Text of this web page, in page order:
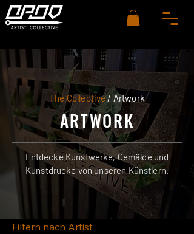
The Collective/ Artwork
ARTWORK
Entdecke Kunstwerke, Gemälde und
Kunstdrucke von unseren Künstlern.
Filtern nach Artist